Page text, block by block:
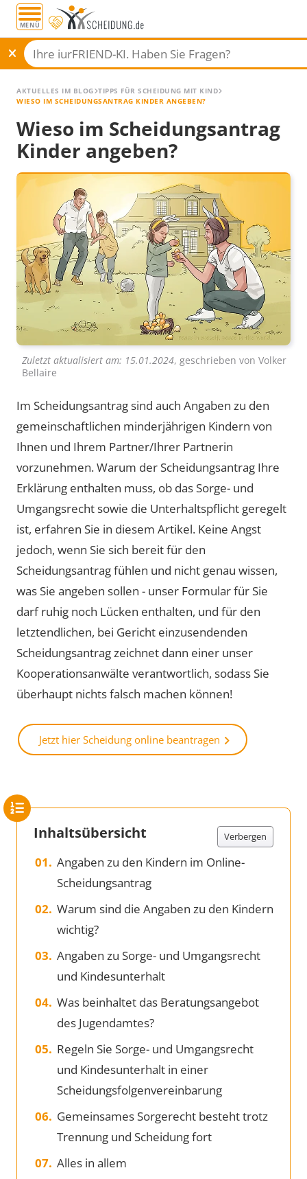
MENÜ
AKTUELLES IM BLOG TIPPS FÜR SCHEIDUNG MIT KIND
WIESO IM SCHEIDUNGSANTRAG KINDER ANGEBEN?
Wieso im Scheidungsantrag
Kinder angeben?
Zuletzt aktualisiert am: 15.01.2024, geschrieben von Volker
Bellaire
Im Scheidungsantrag sind auch Angaben zu den
gemeinschaftlichen minderjährigen Kindern von
Ihnen und Ihrem Partner/Ihrer Partnerin
vorzunehmen. Warum der Scheidungsantrag Ihre
Erklärung enthalten muss, ob das Sorge- und
Umgangsrecht sowie die Unterhaltspflicht geregelt
ist, erfahren Sie in diesem Artikel. Keine Angst
jedoch, wenn Sie sich bereit für den
Scheidungsantrag fühlen und nicht genau wissen,
was Sie angeben sollen - unser Formular für Sie
darf ruhig noch Lücken enthalten, und für den
letztendlichen, bei Gericht einzusendenden
Scheidungsantrag zeichnet dann einer unser
Kooperationsanwälte verantwortlich, sodass Sie
überhaupt nichts falsch machen können!
Jetzt hier Scheidung online beantragen
Inhaltsübersicht Verbergen
Angaben zu den Kindern im Online-
Scheidungsantrag
Warum sind die Angaben zu den Kindern
wichtig?
Angaben zu Sorge- und Umgangsrecht
und Kindesunterhalt
Was beinhaltet das Beratungsangebot
des Jugendamtes?
Regeln Sie Sorge- und Umgangsrecht
und Kindesunterhalt in einer
Scheidungsfolgenvereinbarung
Gemeinsames Sorgerecht besteht trotz
Trennung und Scheidung fort
Alles in allem